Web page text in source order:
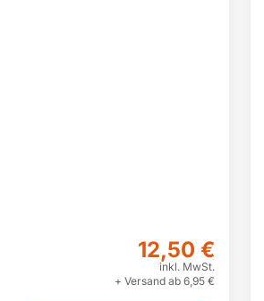
12,50 €
inkl. MwSt.
+ Versand ab 6,95 €